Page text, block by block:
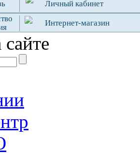
Личный кабинет
Интернет-магазин